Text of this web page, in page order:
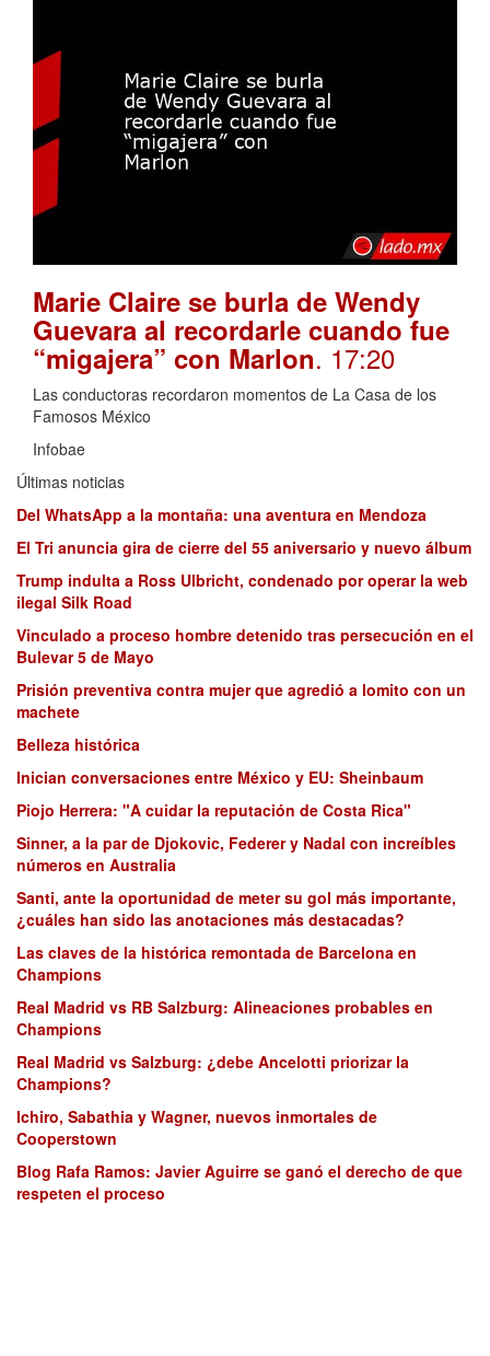
Marie Claire se burla de Wendy
Guevara al recordarle cuando fue
“migajera” con Marlon. 17:20
Las conductoras recordaron momentos de La Casa de los
Famosos México
Infobae
Últimas noticias
Del WhatsApp a la montaña: una aventura en Mendoza
El Tri anuncia gira de cierre del 55 aniversario y nuevo álbum
Trump indulta a Ross Ulbricht, condenado por operar la web
ilegal Silk Road
Vinculado a proceso hombre detenido tras persecución en el
Bulevar 5 de Mayo
Prisión preventiva contra mujer que agredió a lomito con un
machete
Belleza histórica
Inician conversaciones entre México y EU: Sheinbaum
Piojo Herrera: "A cuidar la reputación de Costa Rica"
Sinner, a la par de Djokovic, Federer y Nadal con increíbles
números en Australia
Santi, ante la oportunidad de meter su gol más importante,
¿cuáles han sido las anotaciones más destacadas?
Las claves de la histórica remontada de Barcelona en
Champions
Real Madrid vs RB Salzburg: Alineaciones probables en
Champions
Real Madrid vs Salzburg: ¿debe Ancelotti priorizar la
Champions?
Ichiro, Sabathia y Wagner, nuevos inmortales de
Cooperstown
Blog Rafa Ramos: Javier Aguirre se ganó el derecho de que
respeten el proceso